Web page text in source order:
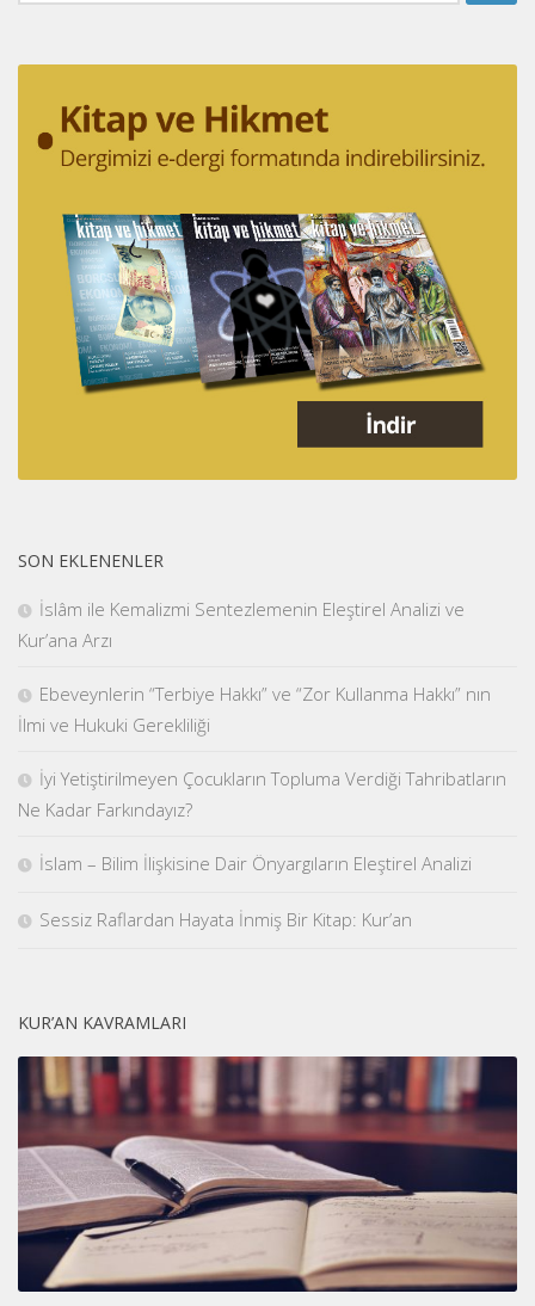
SON EKLENENLER
İslâm ile Kemalizmi Sentezlemenin Eleştirel Analizi ve
Kur’ana Arzı
Ebeveynlerin “Terbiye Hakkı” ve “Zor Kullanma Hakkı” nın
İlmi ve Hukuki Gerekliliği
İyi Yetiştirilmeyen Çocukların Topluma Verdiği Tahribatların
Ne Kadar Farkındayız?
İslam – Bilim İlişkisine Dair Önyargıların Eleştirel Analizi
Sessiz Raflardan Hayata İnmiş Bir Kitap: Kur’an
KUR’AN KAVRAMLARI